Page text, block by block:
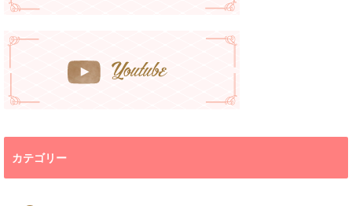
カテゴリー